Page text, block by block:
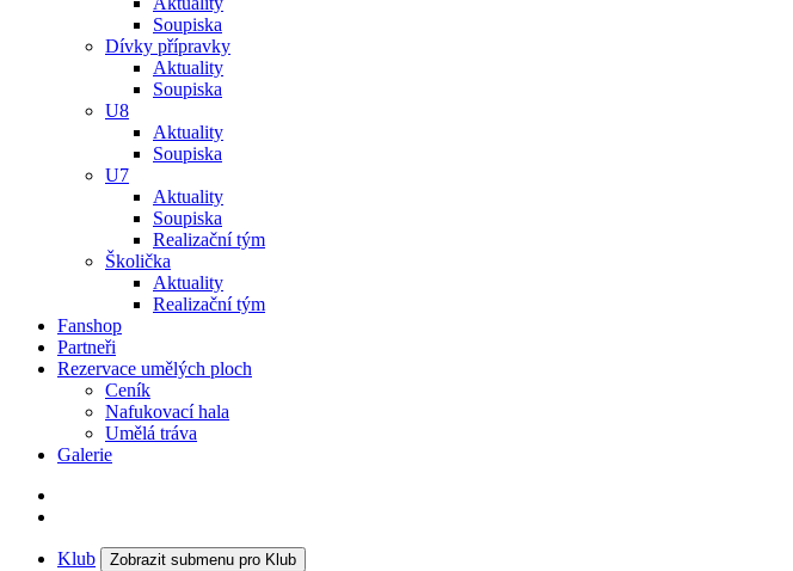
Soupiska
Dívky přípravky
Aktuality
Soupiska
U8
Aktuality
Soupiska
U7
Aktuality
Soupiska
Realizační tým
Školička
Aktuality
Realizační tým
Fanshop
Partneři
Rezervace umělých ploch
Ceník
Nafukovací hala
Umělá tráva
Galerie
Klub Zobrazit submenu pro Klub